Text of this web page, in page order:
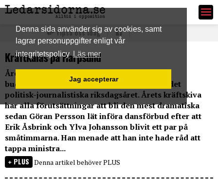
Denna sida använder sig av cookies, samt
lagrar personuppgifter enligt vår
integritetspolicy Läs mer
Jag accepterar
Ledarsidorna.se
Tipsa oss idag
Kräftkalas på Harpsund
Årets kräftskiva på Harpsund, inklusive
budgetmanglingen, brukar vara starten på det
politisk-journalistiska riksdagsåret. Årets kräftskiva
har alla förutsättningar att bli den mest dramatiska
sedan Göran Persson lät införa dansförbud efter att
Erik Åsbrink och Ylva Johansson blivit ett par på
småtimmarna. Han menade att han inte hade råd att
tappa ministra...
PLUS Denna artikel behöver PLUS